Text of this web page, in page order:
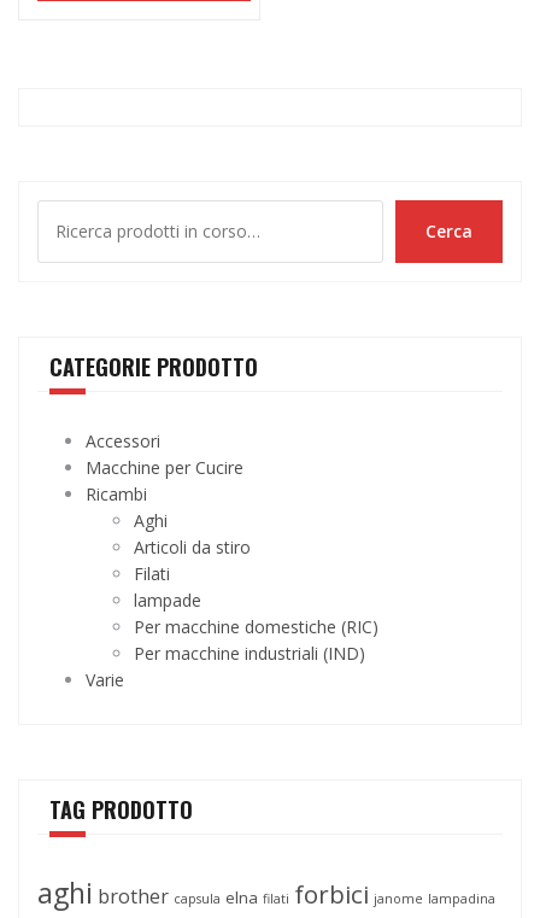
Cerca
CATEGORIE PRODOTTO
Accessori
Macchine per Cucire
Ricambi
Aghi
Articoli da stiro
Filati
lampade
Per macchine domestiche (RIC)
Per macchine industriali (IND)
Varie
TAG PRODOTTO
aghi brother capsula elna filati forbici janome lampadina